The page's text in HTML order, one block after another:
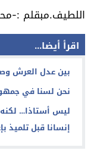
اللطيف.مبقلم :-
اقرأ أيضا...
بين عدل العرش
نحن لسنا في
ليس أستاذا…
إنسانا قبل تلميذ